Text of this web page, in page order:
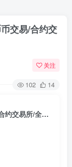
交易/合约交
关注
102 14
最新海外交易所系统/平台币正常/币币交易/合约交易所/全开源